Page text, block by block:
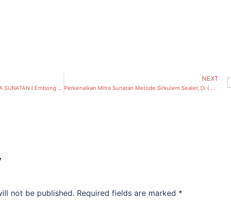
SUNAT METODE STAPLER DI MITRA SUNATAN ( Embong Kaliasin, Kecamatan Genteng) SURABAYA
NEXT
Perkenalkan Mitra Sunatan Metode Sirkulem Sealer, Di ( Morokrembangan, Kecamatan Krembangan) Surabaya
not be published. Required fields are marked *